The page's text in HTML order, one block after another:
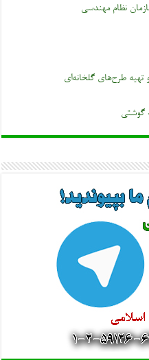
نظام مهندسی
طرح‌های گلخانه‌ای
گوشتی